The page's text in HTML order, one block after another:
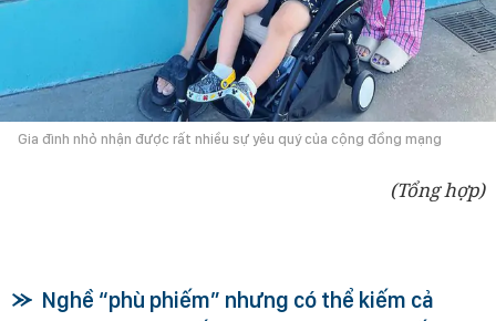
Gia đình nhỏ nhận được rất nhiều sự yêu quý của cộng đồng mạng
(Tổng hợp)
Nghề “phù phiếm” nhưng có thể kiếm cả